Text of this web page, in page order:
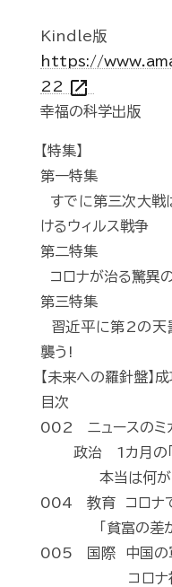
Kindle版
https://
22 open_in_new
幸福の科学出版
【特集】
第一特集
すでに第三次大
けるウィルス戦争
第二特集
コロナが治る驚異
第三特集
習近平に第2の天
襲う!
【未来への羅針盤】
目次
002 ニュースのミ
政治 1カ月の「
本当は何が間
004 教育 コロナ
「貧富の差が学
005 国際 中国の
コロナ禍をよ